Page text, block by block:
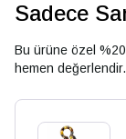
Sadece
Bu ürüne özel %20
hemen değerlendir.